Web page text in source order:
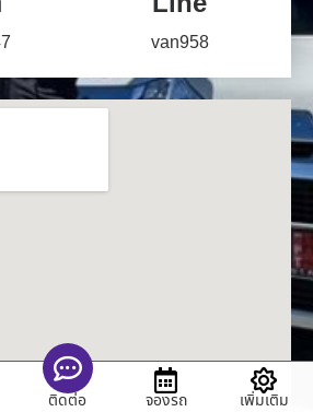
van958
ติดต่อ จองรถ เพิ่มเติม